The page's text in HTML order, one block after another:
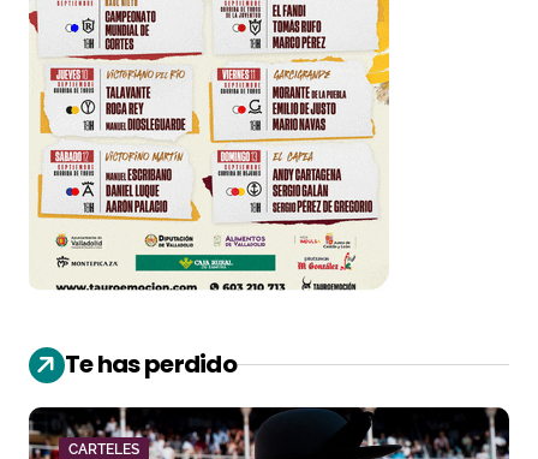
Te has perdido
CARTELES